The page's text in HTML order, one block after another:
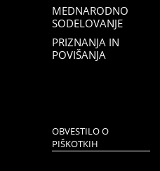
MEDNARODNO
SODELOVANJE
PRIZNANJA IN
POVIŠANJA
OBVESTILO O
PIŠKOTKIH